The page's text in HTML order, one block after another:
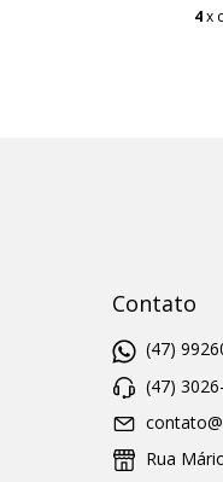
4x
Contato
(47)
(47)
Rua